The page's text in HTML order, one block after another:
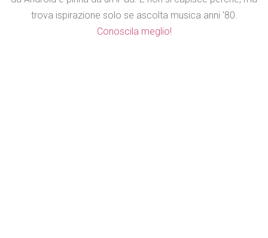
trova ispirazione solo se ascolta musica anni '80.
Conoscila meglio!